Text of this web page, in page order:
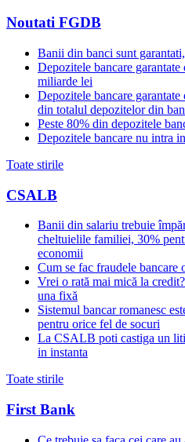
Noutati FGDB
Banii din banci sunt
Depozitele bancare
miliarde lei
Depozitele bancare
din totalul depozitelor din
Peste 80% din depozitele
Depozitele bancare nu intra
Toate stirile
CSALB
Banii din salariu trebuie
cheltuielile familiei, 30%
economii
Cum se fac fraudele bancare
Vrei o rată mai mică la
una fixă
Sistemul bancar romanesc
pentru orice fel de socuri
La CSALB poti castiga un
in instanta
Toate stirile
First Bank